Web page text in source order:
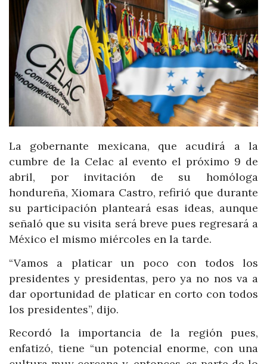
La gobernante mexicana, que acudirá a la
cumbre de la Celac al evento el próximo 9 de
abril, por invitación de su homóloga
hondureña, Xiomara Castro, refirió que durante
su participación planteará esas ideas, aunque
señaló que su visita será breve pues regresará a
México el mismo miércoles en la tarde.
“Vamos a platicar un poco con todos los
presidentes y presidentas, pero ya no nos va a
dar oportunidad de platicar en corto con todos
los presidentes”, dijo.
Recordó la importancia de la región pues,
enfatizó, tiene “un potencial enorme, con una